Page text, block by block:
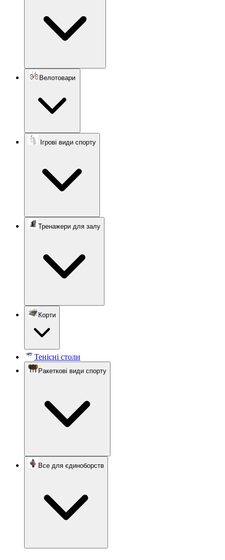
Ігрові види спорту
Тренажери для залу
Корти
Тенісні столи
Ракеткові види спорту
Все для єдиноборств